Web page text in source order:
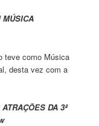
MÚSICA
teve como Música
desta vez com a
DA 3ª